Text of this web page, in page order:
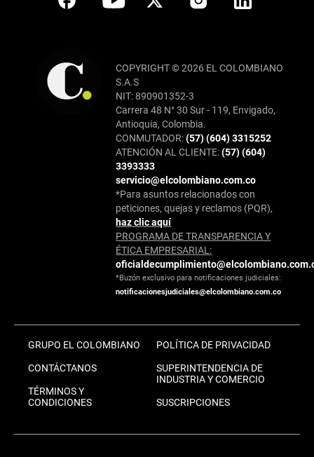
COPYRIGHT © 2026 EL COLOMBIANO
S.A.S
NIT: 890901352-3
Carrera 48 N° 30 Sur - 119, Envigado,
Antioquia, Colombia.
CONMUTADOR:(57) (604) 3315252
ATENCIÓN AL CLIENTE:(57) (604)
3393333
servicio@elcolombiano.com.co
*Para asuntos relacionados con
peticiones, quejas y reclamos (PQR),
haz clic aquí
PROGRAMA DE TRANSPARENCIA Y
ÉTICA EMPRESARIAL:
*Buzón exclusivo para notificaciones judiciales:
notificacionesjudiciales@elcolombiano.com.co
GRUPO EL COLOMBIANO
CONTÁCTANOS
TÉRMINOS Y
CONDICIONES
POLÍTICA DE PRIVACIDAD
SUPERINTENDENCIA DE
INDUSTRIA Y COMERCIO
SUSCRIPCIONES